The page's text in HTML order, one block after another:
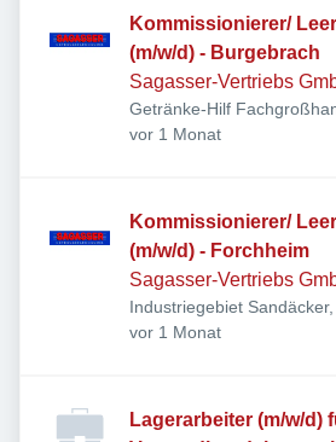
Kommissionierer/
(m/w/d) - Burgebrach
Sagasser-Vertriebs
Getränke-Hilf
Gewerbegebiet
Veröffentlicht
vor 1 Monat
Kommissionierer/
(m/w/d) - Forchheim
Sagasser-Vertriebs
Industriegebiet Sandäcker,
91301 Forchheim,
Veröffentlicht
vor 1 Monat
Lagerarbeiter (m/w/d)